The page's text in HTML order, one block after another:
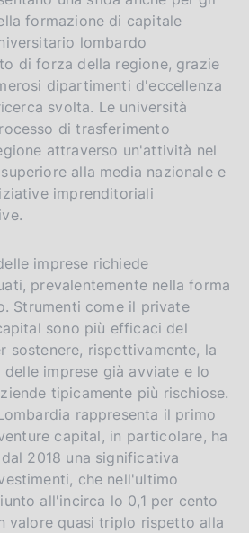
formazione di capitale
lombardo
di forza della regione, grazie
dipartimenti d'eccellenza
svolta. Le università
di trasferimento
attraverso un'attività nel
alla media nazionale e
imprenditoriali
imprese richiede
prevalentemente nella forma
Strumenti come il private
sono più efficaci del
sostenere, rispettivamente, la
imprese già avviate e lo
tipicamente più rischiose.
rappresenta il primo
capital, in particolare, ha
2018 una significativa
che nell'ultimo
all'incirca lo 0,1 per cento
valore quasi triplo rispetto alla